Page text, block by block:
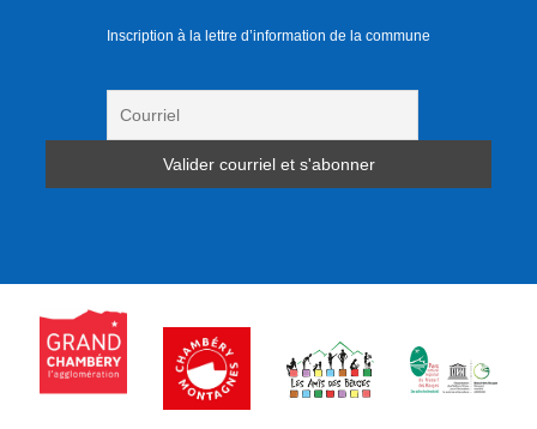
Inscription à la lettre d’information de la commune